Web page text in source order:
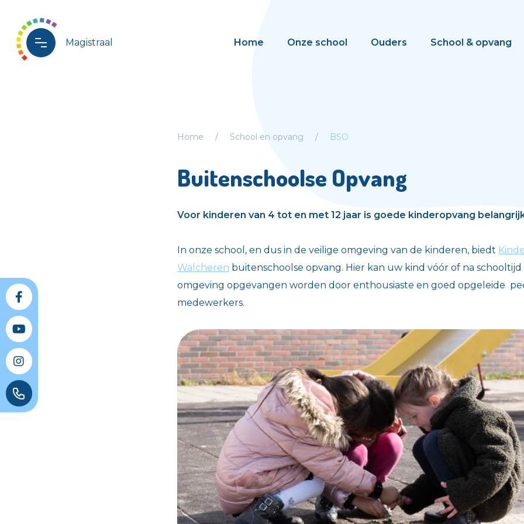
Magistraal Home Onze school Ouders School & opvang
Home School en opvang BSO
Buitenschoolse Opvang
Voor kinderen van 4 tot en met 12 jaar is goede kinderopvang
In onze school, en dus in de veilige omgeving van de kinderen, biedt
Walcheren buitenschoolse opvang. Hier kan uw kind vóór of na
omgeving opgevangen worden door enthousiaste en goed opgeleide
medewerkers.